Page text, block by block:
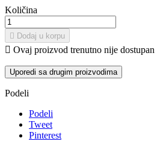
Količina
 Dodaj u korpu
 Ovaj proizvod trenutno nije dostupan
Uporedi sa drugim proizvodima
Podeli
Podeli
Tweet
Pinterest